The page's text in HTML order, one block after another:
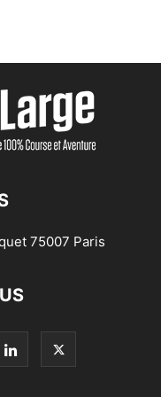
75007 Paris